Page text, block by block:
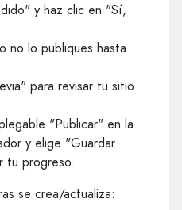
y haz clic en "Sí,
no lo publiques hasta
para revisar tu sitio
"Publicar" en la
y elige "Guardar
tu progreso.
se crea/actualiza: